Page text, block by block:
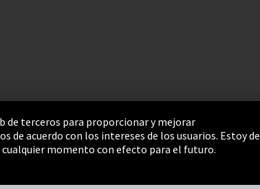
Settings Términos y Condiciones
de terceros para proporcionar y mejorar
acuerdo con los intereses de los usuarios. Estoy de
momento con efecto para el futuro.